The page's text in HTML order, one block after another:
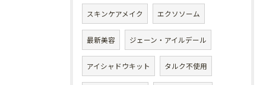
スキンケアメイク エクソソーム
最新美容 ジェーン・アイルデール
アイシャドウキット タルク不使用